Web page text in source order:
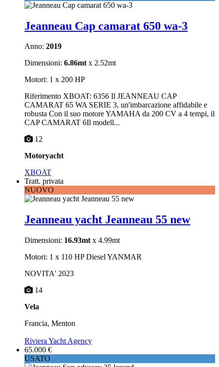
Jeanneau Cap camarat 650 wa-3
Anno: 2019
Dimensioni: 6.86mtx 2.52mt
Motori: 1 x 200 HP
Riferimento XBOAT: 6356 Il JEANNEAU CAP
CAMARAT 65 WA SERIE 3, un'imbarcazione affidabile e
robusta Con il suo motore YAMAHA da 200 CV a 4 tempi, il
CAP CAMARAT 6Il modell...
12
Motoryacht
XBOAT
Tratt. privata
NUOVO
Jeanneau yacht Jeanneau 55 new
Dimensioni: 16.93mt x 4.99mt
Motori: 1 x 110 HP Diesel YANMAR
NOVITA' 2023
14
Vela
Francia, Menton
Riviera Yacht Agency
65.000 €
USATO